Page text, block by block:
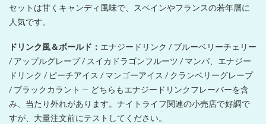
セットは甘くキャンディ風味で、スペインやフランスの若年層に
人気です。
ドリンク風＆ボールド： エナジードリンク / ブルーベリーチェリー
/ アップルグレープ / スイカドラゴンフルーツ / マンバ、エナジー
ドリンク / ピーチアイス / マンゴーアイス / クランベリーグレープ
/ ブラックカラント — どちらもエナジードリンクフレーバーを含
み、当たり外れがあります。ナイトライフ関連の小売店で好調で
すが、大量注文前にテストしてください。